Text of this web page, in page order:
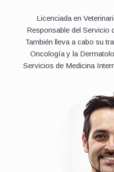
Licenciada en
Responsable del Servicio
También lleva a cabo su
Oncología y la
Servicios de Medicina